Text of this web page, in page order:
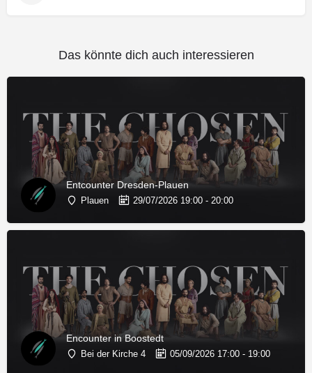
Das könnte dich auch interessieren
Entcounter Dresden-Plauen
Plauen 29/07/2026 19:00 - 20:00
Encounter in Boostedt
Bei der Kirche 4 05/09/2026 17:00 - 19:00